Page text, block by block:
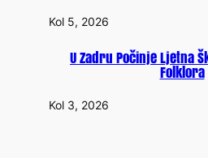
Kol 5, 2026
U Zadru Počinje Ljetna
Folklora
Kol 3, 2026